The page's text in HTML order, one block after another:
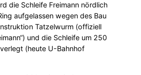
die Schleife Freimann nördlich
aufgelassen wegen des Bau
Tatzelwurm (offiziell
und die Schleife um 250
(heute U-Bahnhof